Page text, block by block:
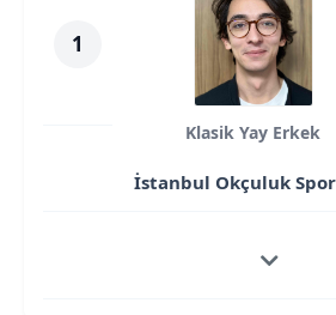
1
Klasik Yay Erkek
İstanbul Okçuluk